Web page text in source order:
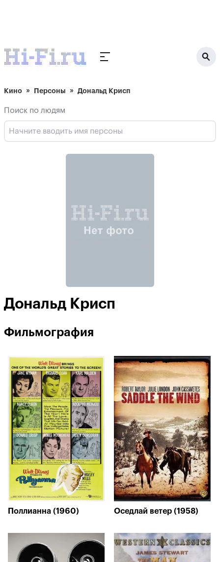
Кино Персоны Дональд Крисп
Поиск по людям
Дональд Крисп
Фильмография
Поллианна (1960) Оседлай ветер (1958)